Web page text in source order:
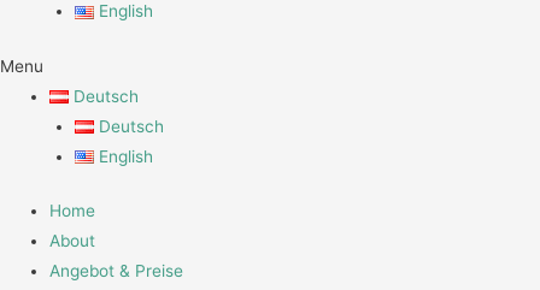
English
Menu
Deutsch
Deutsch
English
Home
About
Angebot & Preise